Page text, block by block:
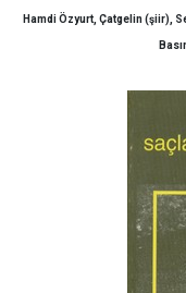
Hamdi Özyurt, Çatgelin (şiir),